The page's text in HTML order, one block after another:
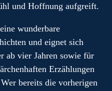
und Hoffnung aufgreift.
wunderbare
und eignet sich
ab vier Jahren sowie für
Erzählungen
bereits die vorherigen